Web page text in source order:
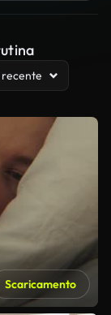
recente
Scaricamento